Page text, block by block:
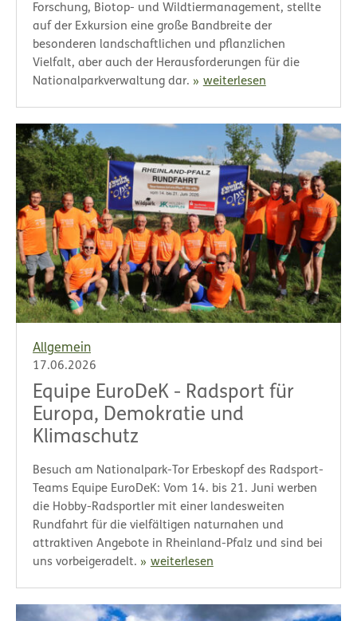
Forschung, Biotop- und Wildtiermanagement, stellte
auf der Exkursion eine große Bandbreite der
besonderen landschaftlichen und pflanzlichen
Vielfalt, aber auch der Herausforderungen für die
Nationalparkverwaltung dar.
weiterlesen
Allgemein
17.06.2026
Equipe EuroDeK - Radsport für
Europa, Demokratie und
Klimaschutz
Besuch am Nationalpark-Tor Erbeskopf des Radsport-
Teams Equipe EuroDeK: Vom 14. bis 21. Juni werben
die Hobby-Radsportler mit einer landesweiten
Rundfahrt für die vielfältigen naturnahen und
attraktiven Angebote in Rheinland-Pfalz und sind bei
uns vorbeigeradelt.
weiterlesen